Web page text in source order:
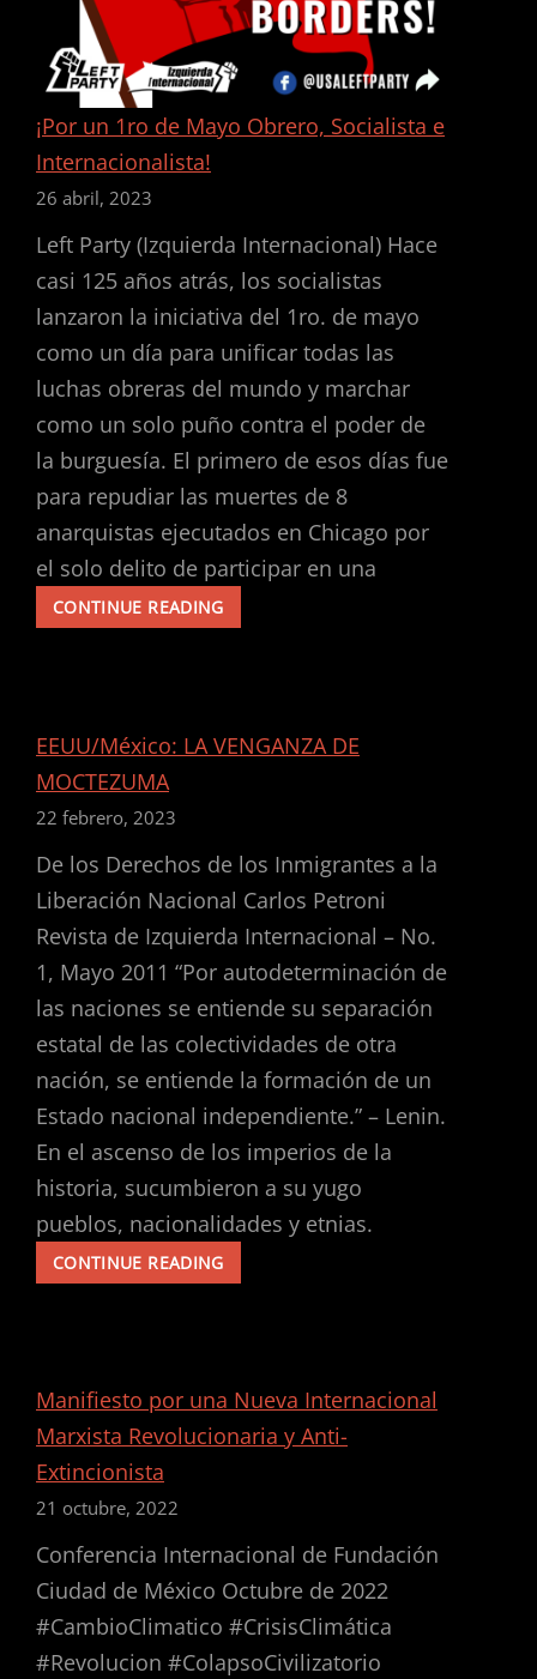
¡Por un 1ro de Mayo Obrero, Socialista e
Internacionalista!
26 abril, 2023
Left Party (Izquierda Internacional) Hace
casi 125 años atrás, los socialistas
lanzaron la iniciativa del 1ro. de mayo
como un día para unificar todas las
luchas obreras del mundo y marchar
como un solo puño contra el poder de
la burguesía. El primero de esos días fue
para repudiar las muertes de 8
anarquistas ejecutados en Chicago por
el solo delito de participar en una
CONTINUE READING¡POR
UN
SOCIALISTA
EEUU/México: LA VENGANZA DE
MOCTEZUMA
22 febrero, 2023
De los Derechos de los Inmigrantes a la
Liberación Nacional Carlos Petroni
Revista de Izquierda Internacional – No.
1, Mayo 2011 “Por autodeterminación de
las naciones se entiende su separación
estatal de las colectividades de otra
nación, se entiende la formación de un
Estado nacional independiente.” – Lenin.
En el ascenso de los imperios de la
historia, sucumbieron a su yugo
pueblos, nacionalidades y etnias.
CONTINUE READINGEEUU/MÉXICO:
LA
Manifiesto por una Nueva Internacional
Marxista Revolucionaria y Anti-
Extincionista
21 octubre, 2022
Conferencia Internacional de Fundación
Ciudad de México Octubre de 2022
#CambioClimatico #CrisisClimática
#Revolucion #ColapsoCivilizatorio